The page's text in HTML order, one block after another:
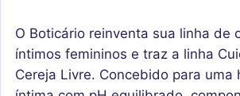
O Boticário reinventa sua linha de
íntimos femininos e traz a linha
Cereja Livre. Concebido para uma